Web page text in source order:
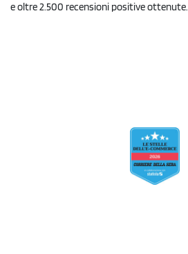
e oltre 2.500 recensioni positive ottenute.